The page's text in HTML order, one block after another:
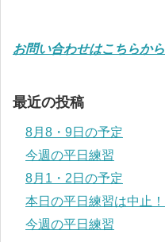
お問い合わせはこちらから
最近の投稿
8月8・9日の予定
今週の平日練習
8月1・2日の予定
本日の平日練習は中止！
今週の平日練習